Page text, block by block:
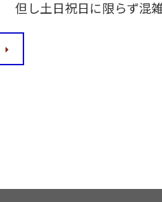
但し土日祝日に限らず混